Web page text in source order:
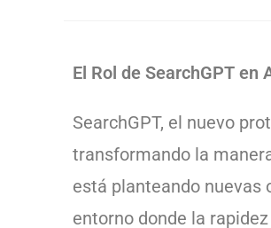
El Rol de SearchGPT en
SearchGPT, el nuevo
transformando la
está planteando nuevas
entorno donde la